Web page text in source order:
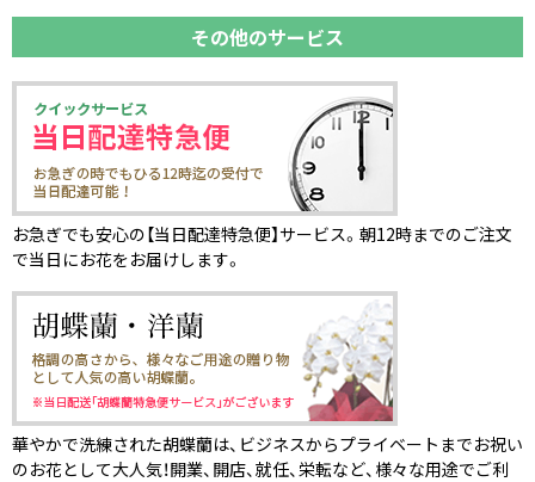
その他のサービス
お急ぎでも安心の【当日配達特急便】サービス。朝12時までのご注文
で当日にお花をお届けします。
華やかで洗練された胡蝶蘭は、ビジネスからプライベートまでお祝い
のお花として大人気！開業、開店、就任、栄転など、様々な用途でご利